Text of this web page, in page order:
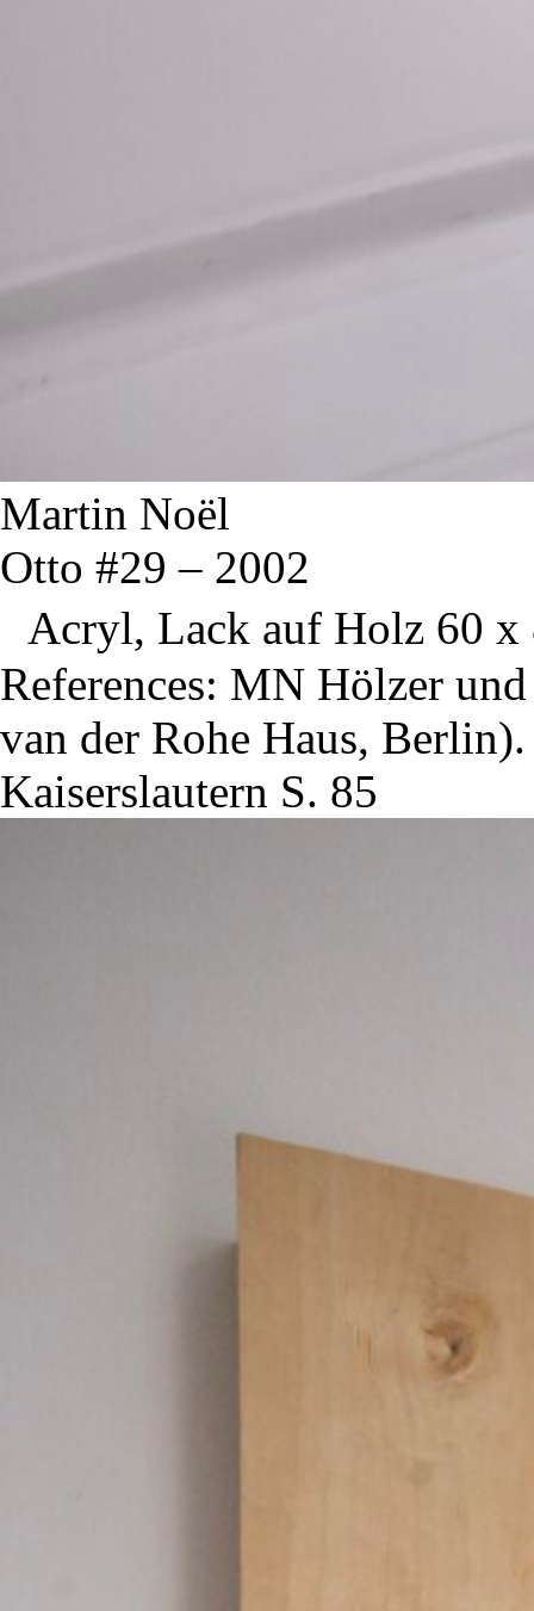
Martin Noël
Otto #29 – 2002
Acryl, Lack auf Holz 60 x
References: MN Hölzer
van der Rohe Haus,
Kaiserslautern S. 85